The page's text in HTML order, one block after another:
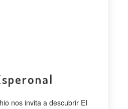
nos invita a descubrir El